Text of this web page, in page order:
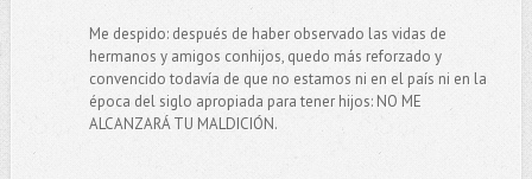
Me despido: después de haber observado las vidas de
hermanos y amigos conhijos, quedo más reforzado y
convencido todavía de que no estamos ni en el país ni en la
época del siglo apropiada para tener hijos: NO ME
ALCANZARÁ TU MALDICIÓN.